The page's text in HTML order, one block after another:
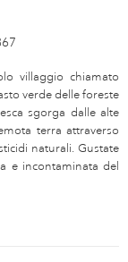
villaggio chiamato
verde delle foreste
sgorga dalle alte
terra attraverso
naturali. Gustate
e incontaminata del